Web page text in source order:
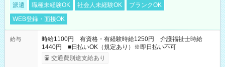
派遣 職種未経験OK 社会人未経験OK
ブランクOK
WEB登録・面接OK
給与
時給1100円 有資格・有経験時給1250円 介護福祉士時給
1440円 ■日払いOK（規定あり）※即日払い不可
交通費別途支給あり